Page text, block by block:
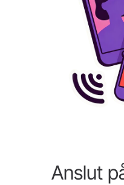
Anslut